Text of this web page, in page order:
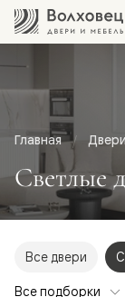
Главная Двери
Светлые
Все двери
Все подборки